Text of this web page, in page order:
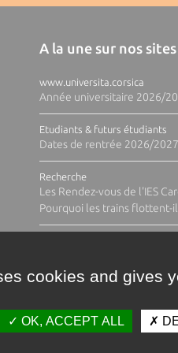
A la une sur nos
www.universita.corsica
Année universitaire 2026/
Etudiants & futurs étudiants
Dates de rentrée 2026/
Recherche
Les Rendez-vous de l'IES
Pourquoi les trains flottent-
cookies and gives
OK, ACCEPT ALL